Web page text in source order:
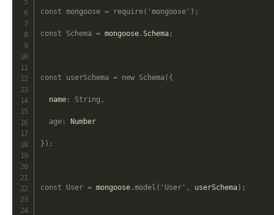
const mongoose = require( 'mongoose' ) ;
const Schema = mongoose.Schema;
const userSchema = new Schema ( {
  name
: String ,
age: Number
} ) ;
const User = mongoose.model ( 'User' , userSchema) ;